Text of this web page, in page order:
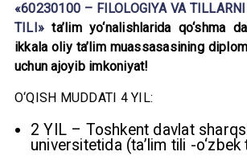
«60230100 – FILOLOGIYA VA TILLARNI
TILI» ta’lim yo‘nalishlarida qo‘shma
ikkala oliy ta’lim muassasasining
uchun ajoyib imkoniyat!
O‘QISH MUDDATI 4 YIL:
2 YIL – Toshkent davlat
universitetida (ta’lim tili -o‘zbek